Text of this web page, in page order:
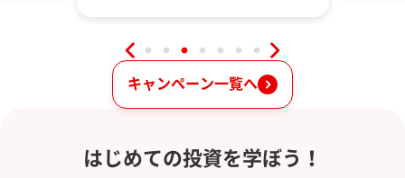
キャンペーン一覧へ
はじめての投資を学ぼう！